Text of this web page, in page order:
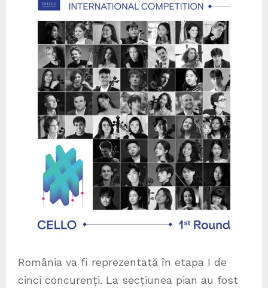
România va fi reprezentată în etapa I de
cinci concurenți. La secțiunea pian au fost